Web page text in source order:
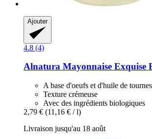
Ajouter
4.8 (4)
Alnatura Mayonnaise Exquise
A base d'oeufs et d'huile de
Texture crémeuse
Avec des ingrédients biologiques
2,79 € (11,16 € / l)
Livraison jusqu'au 18 août